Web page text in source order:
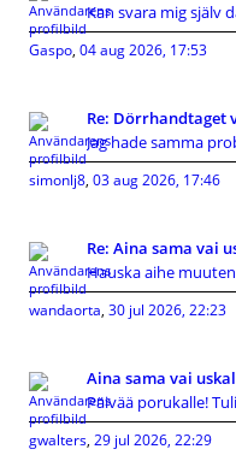
Kan svara mig själv
Gaspo, 04 aug 2026, 17:53
Re: Dörrhandtaget
Jag hade samma
simonlj8, 03 aug 2026, 17:46
Re: Aina sama vai
Hauska aihe
wandaorta, 30 jul 2026, 22:23
Aina sama vai
Päivää porukalle!
gwalters, 29 jul 2026, 22:29